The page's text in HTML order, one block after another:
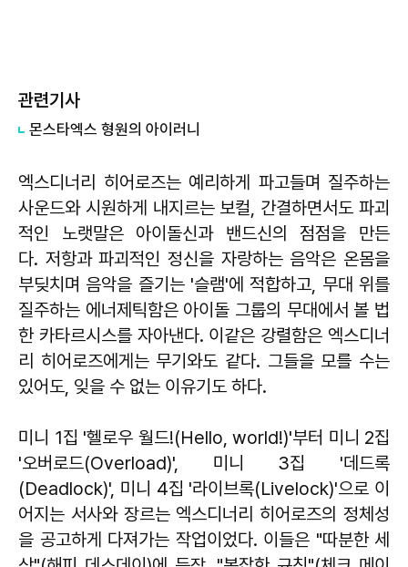
관련기사
몬스타엑스 형원의 아이러니
엑스디너리 히어로즈는 예리하게 파고들며 질주하는
사운드와 시원하게 내지르는 보컬, 간결하면서도 파괴
적인 노랫말은 아이돌신과 밴드신의 점점을 만든
다. 저항과 파괴적인 정신을 자랑하는 음악은 온몸을
부딪치며 음악을 즐기는 '슬램'에 적합하고, 무대 위를
질주하는 에너제틱함은 아이돌 그룹의 무대에서 볼 법
한 카타르시스를 자아낸다. 이같은 강렬함은 엑스디너
리 히어로즈에게는 무기와도 같다. 그들을 모를 수는
있어도, 잊을 수 없는 이유기도 하다.
미니 1집 '헬로우 월드!(Hello, world!)'부터 미니 2집
'오버로드(Overload)', 미니 3집 '데드록
(Deadlock)', 미니 4집 '라이브록(Livelock)'으로 이
어지는 서사와 장르는 엑스디너리 히어로즈의 정체성
을 공고하게 다져가는 작업이었다. 이들은 "따분한 세